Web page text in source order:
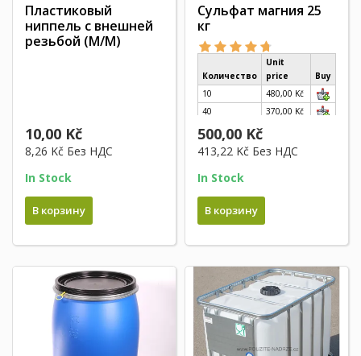
Пластиковый
ниппель с внешней
резьбой (M/M)
10,00 Kč
8,26 Kč Без НДС
In Stock
В корзину
Сульфат магния 25
кг
Количество
Unit
price
Buy
10
480,00 Kč
40
370,00 Kč
500,00 Kč
413,22 Kč Без НДС
In Stock
В корзину